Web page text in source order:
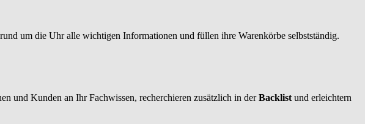
um die Uhr alle wichtigen Informationen und füllen ihre Warenkörbe selbstständig.
und Kunden an Ihr Fachwissen, recherchieren zusätzlich in derBacklist und erleichtern